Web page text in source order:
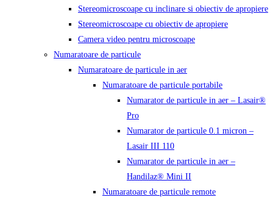
Stereomicroscoape cu inclinare si obiectiv de apropiere
Stereomicroscoape cu obiectiv de apropiere
Camera video pentru microscoape
Numaratoare de particule
Numaratoare de particule in aer
Numaratoare de particule portabile
Numarator de particule in aer – Lasair®
Pro
Numarator de particule 0.1 micron –
Lasair III 110
Numarator de particule in aer –
Handilaz® Mini II
Numaratoare de particule remote